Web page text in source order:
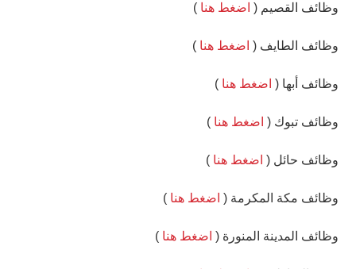
وظائف القصيم ( اضغط هنا )
وظائف الطايف ( اضغط هنا )
وظائف أبها ( اضغط هنا )
وظائف تبوك ( اضغط هنا )
وظائف حائل ( اضغط هنا )
وظائف مكة المكرمة ( اضغط هنا )
وظائف المدينة المنورة ( اضغط هنا )